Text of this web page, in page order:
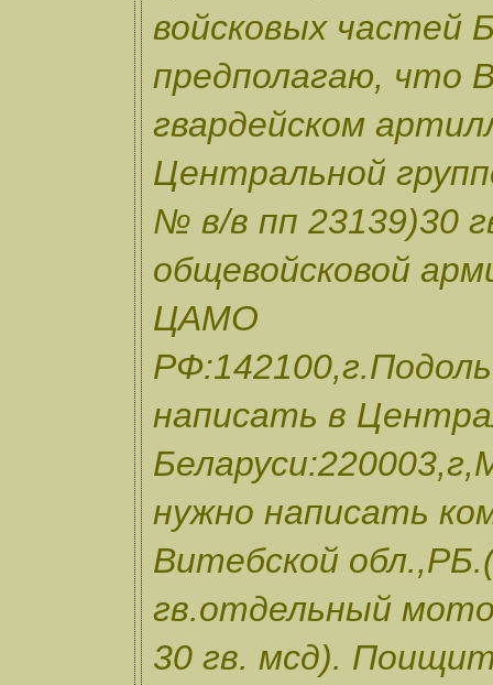
войсковых частей
предполагаю, что
гвардейском
Центральной
№ в/в пп 23139)30
общевойсковой
ЦАМО
написать в
нужно написать
Витебской
гв.отдельный
30 гв. мсд).